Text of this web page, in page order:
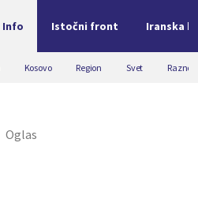
Info Istočni front Iranska
Kosovo Region Svet Razno